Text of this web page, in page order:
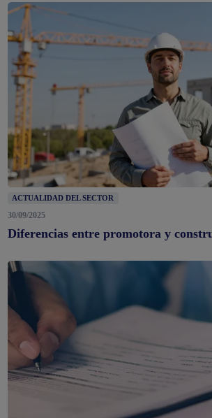
ACTUALIDAD DEL SECTOR
30/09/2025
Diferencias entre promotora y